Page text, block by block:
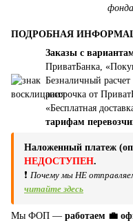
ПОДРОБНАЯ
Заказы с
ПриватБанка,
Безналичный
рассрочка от
«Бесплатная
тарифам
Наложенный платеж
НЕДОСТУПЕН.
❗ Почему мы НЕ
читайте здесь
Мы ФОП — работаем 💼